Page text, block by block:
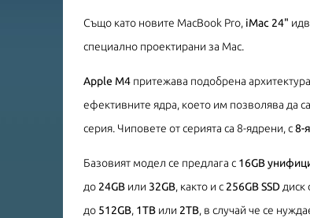
Също като новите MacBook Pro, iMac 24"
специално проектирани за Mac.
Apple М4 притежава подобрена
ефективните ядра, което им позволява да
серия. Чиповете от серията са 8-ядрени, с8-
Базовият модел се предлага с 16GB
до 24GB или 32GB, както и с 256GB SSDдиск
до 512GB, 1TB или 2TB, в случай че се